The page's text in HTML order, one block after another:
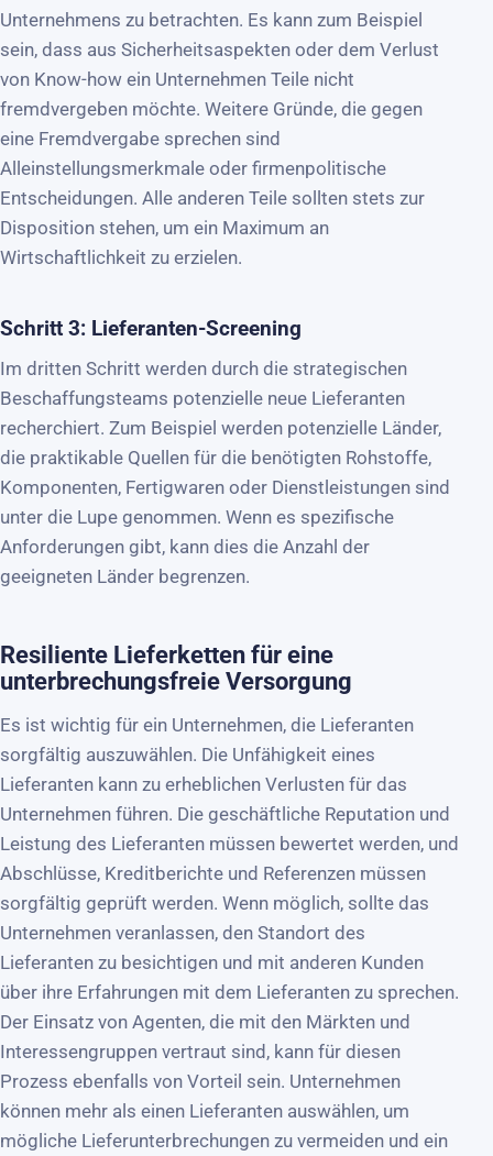
Unternehmens zu betrachten. Es kann zum Beispiel
sein, dass aus Sicherheitsaspekten oder dem Verlust
von Know-how ein Unternehmen Teile nicht
fremdvergeben möchte. Weitere Gründe, die gegen
eine Fremdvergabe sprechen sind
Alleinstellungsmerkmale oder firmenpolitische
Entscheidungen. Alle anderen Teile sollten stets zur
Disposition stehen, um ein Maximum an
Wirtschaftlichkeit zu erzielen.
Schritt 3: Lieferanten-Screening
Im dritten Schritt werden durch die strategischen
Beschaffungsteams potenzielle neue Lieferanten
recherchiert. Zum Beispiel werden potenzielle Länder,
die praktikable Quellen für die benötigten Rohstoffe,
Komponenten, Fertigwaren oder Dienstleistungen sind
unter die Lupe genommen. Wenn es spezifische
Anforderungen gibt, kann dies die Anzahl der
geeigneten Länder begrenzen.
Resiliente Lieferketten für eine
unterbrechungsfreie Versorgung
Es ist wichtig für ein Unternehmen, die Lieferanten
sorgfältig auszuwählen. Die Unfähigkeit eines
Lieferanten kann zu erheblichen Verlusten für das
Unternehmen führen. Die geschäftliche Reputation und
Leistung des Lieferanten müssen bewertet werden, und
Abschlüsse, Kreditberichte und Referenzen müssen
sorgfältig geprüft werden. Wenn möglich, sollte das
Unternehmen veranlassen, den Standort des
Lieferanten zu besichtigen und mit anderen Kunden
über ihre Erfahrungen mit dem Lieferanten zu sprechen.
Der Einsatz von Agenten, die mit den Märkten und
Interessengruppen vertraut sind, kann für diesen
Prozess ebenfalls von Vorteil sein. Unternehmen
können mehr als einen Lieferanten auswählen, um
mögliche Lieferunterbrechungen zu vermeiden und ein